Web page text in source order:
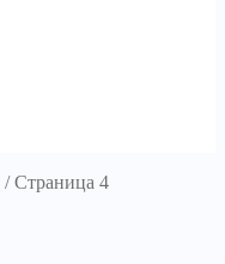
/Страница 4